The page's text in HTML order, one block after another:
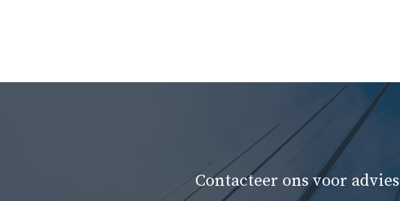
Contacteer ons voor advies